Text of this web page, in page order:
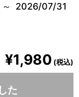
2026/07/31
¥1,980 (税込)
た